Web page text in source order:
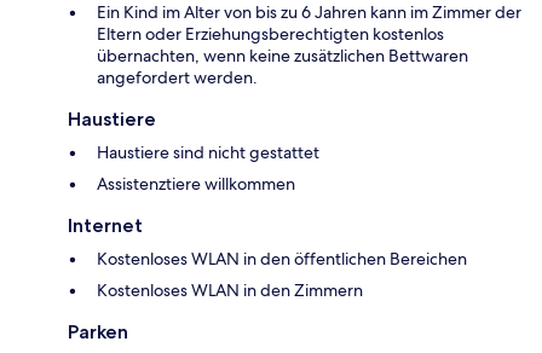
Ein Kind im Alter von bis zu 6 Jahren kann im Zimmer der
Eltern oder Erziehungsberechtigten kostenlos
übernachten, wenn keine zusätzlichen Bettwaren
angefordert werden.
Haustiere
Haustiere sind nicht gestattet
Assistenztiere willkommen
Internet
Kostenloses WLAN in den öffentlichen Bereichen
Kostenloses WLAN in den Zimmern
Parken